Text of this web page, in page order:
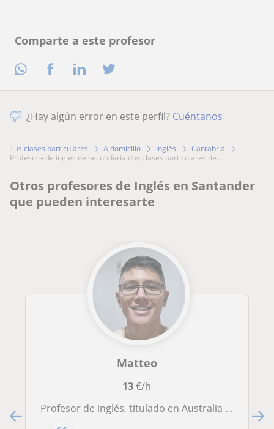
Comparte a este profesor
¿Hay algún error en este perfil? Cuéntanos
Tus clases particulares A domicilio Inglés
Cantabria
profesora de inglés de secundaria doy clases particulares de...
Otros profesores de Inglés en Santander
que pueden interesarte
Matteo
13€/h
Profesor de inglés, titulado en Australia ofrece clases en Madrid o Santander.